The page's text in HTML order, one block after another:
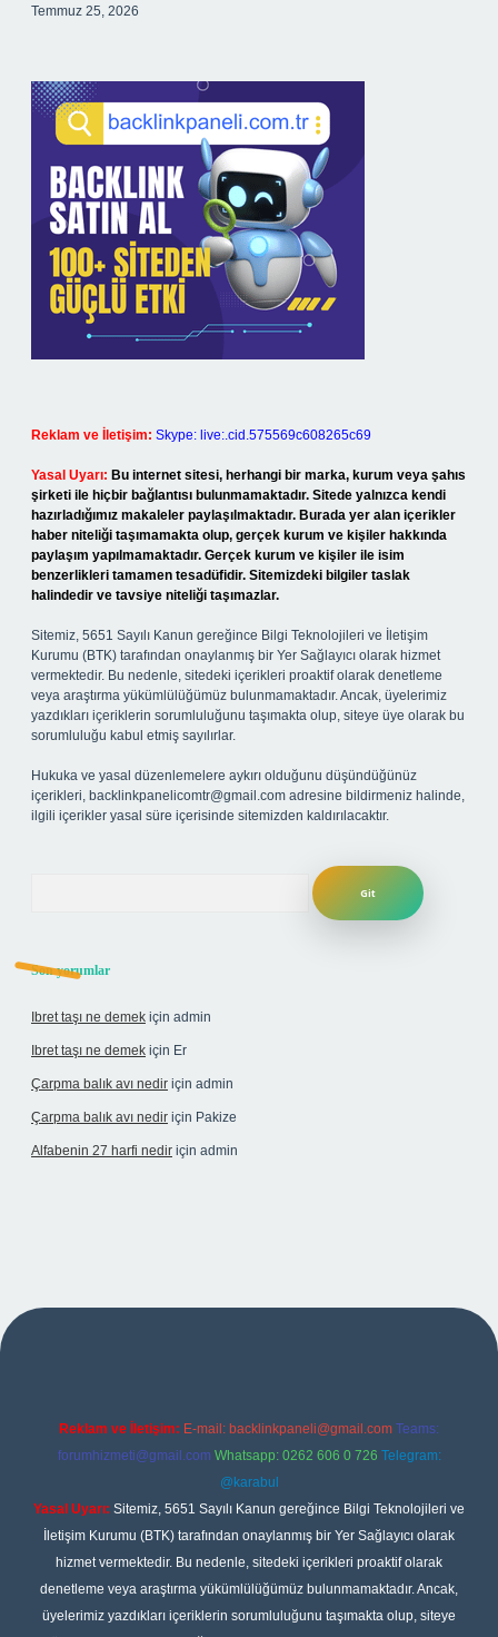
Temmuz 25, 2026
Reklam ve İletişim: Skype: live:.cid.575569c608265c69
Yasal Uyarı: Bu internet sitesi, herhangi bir marka, kurum veya şahıs
şirketi ile hiçbir bağlantısı bulunmamaktadır. Sitede yalnızca kendi
hazırladığımız makaleler paylaşılmaktadır. Burada yer alan içerikler
haber niteliği taşımamakta olup, gerçek kurum ve kişiler hakkında
paylaşım yapılmamaktadır. Gerçek kurum ve kişiler ile isim
benzerlikleri tamamen tesadüfidir. Sitemizdeki bilgiler taslak
halindedir ve tavsiye niteliği taşımazlar.
Sitemiz, 5651 Sayılı Kanun gereğince Bilgi Teknolojileri ve İletişim
Kurumu (BTK) tarafından onaylanmış bir Yer Sağlayıcı olarak hizmet
vermektedir. Bu nedenle, sitedeki içerikleri proaktif olarak denetleme
veya araştırma yükümlülüğümüz bulunmamaktadır. Ancak, üyelerimiz
yazdıkları içeriklerin sorumluluğunu taşımakta olup, siteye üye olarak bu
sorumluluğu kabul etmiş sayılırlar.
Hukuka ve yasal düzenlemelere aykırı olduğunu düşündüğünüz
içerikleri, backlinkpanelicomtr@gmail.com adresine bildirmeniz halinde,
ilgili içerikler yasal süre içerisinde sitemizden kaldırılacaktır.
Son yorumlar
Ibret taşı ne demek için admin
Ibret taşı ne demek için Er
Çarpma balık avı nedir için admin
Çarpma balık avı nedir için Pakize
Alfabenin 27 harfi nedir için admin
giriş
Reklam ve İletişim: E-mail: backlinkpaneli@gmail.com Teams:
forumhizmeti@gmail.com Whatsapp: 0262 606 0 726 Telegram:
@karabul
Yasal Uyarı: Sitemiz, 5651 Sayılı Kanun gereğince Bilgi Teknolojileri ve
İletişim Kurumu (BTK) tarafından onaylanmış bir Yer Sağlayıcı olarak
hizmet vermektedir. Bu nedenle, sitedeki içerikleri proaktif olarak
denetleme veya araştırma yükümlülüğümüz bulunmamaktadır. Ancak,
üyelerimiz yazdıkları içeriklerin sorumluluğunu taşımakta olup, siteye